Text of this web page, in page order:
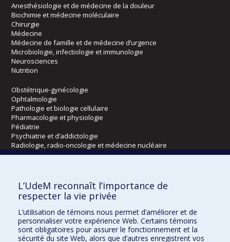
Anesthésiologie et de médecine de la douleur
Biochimie et médecine moléculaire
Chirurgie
Médecine
Médecine de famille et de médecine d’urgence
Microbiologie, infectiologie et immunologie
Neurosciences
Nutrition
Obstétrique-gynécologie
Ophtalmologie
Pathologie et biologie cellulaire
Pharmacologie et physiologie
Pédiatrie
Psychiatrie et d’addictologie
Radiologie, radio-oncologie et médecine nucléaire
Écoles
Kinésiologie et des sciences de l’activité physique
Orthophonie et audiologie
Réadaptation
Directions
L’UdeM reconnaît l’importance de
respecter la vie privée
L’utilisation de témoins nous permet d’améliorer et de
personnaliser votre expérience Web. Certains témoins
sont obligatoires pour assurer le fonctionnement et la
sécurité du site Web, alors que d’autres enregistrent vos